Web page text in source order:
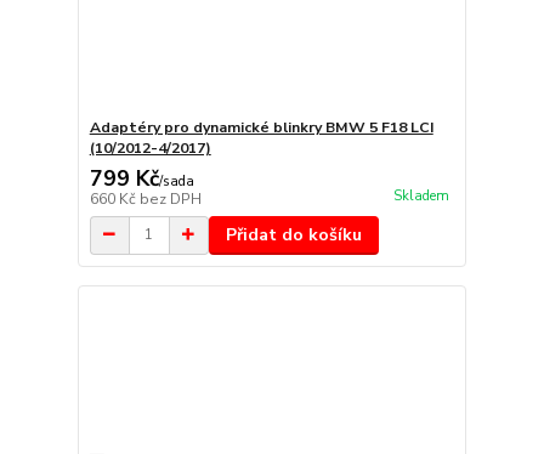
Adaptéry pro dynamické blinkry BMW 5 F18 LCI
(10/2012-4/2017)
799 Kč/sada
660 Kč bez DPH Skladem
Přidat do košíku